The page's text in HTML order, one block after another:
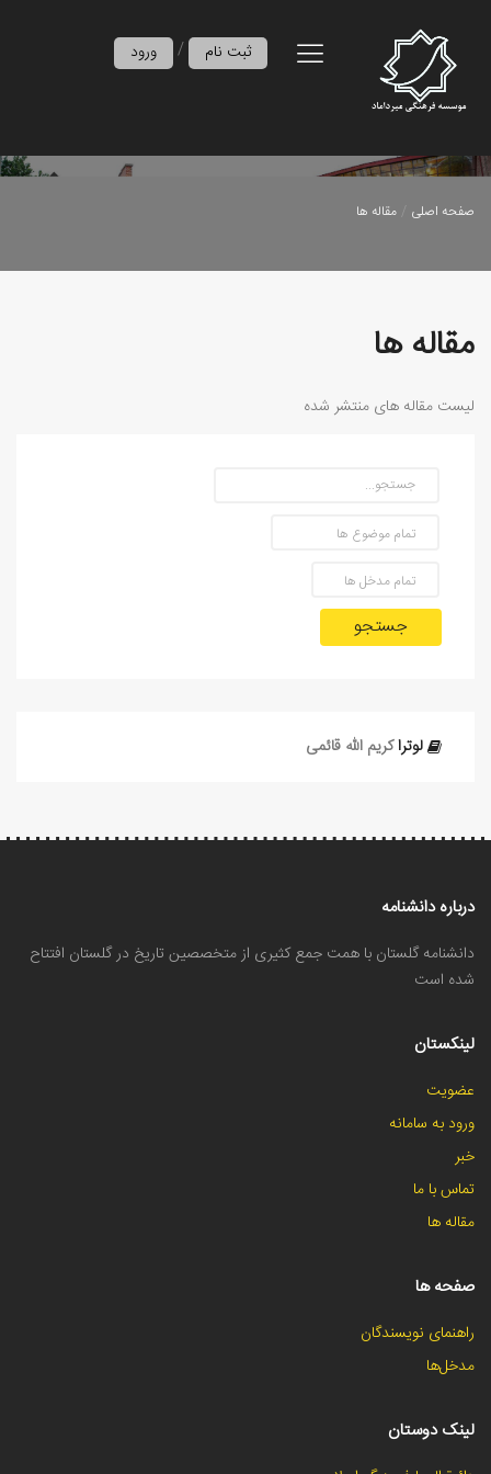
ورود / ثبت نام
صفحه اصلی مقاله ها
مقاله ها
لیست مقاله های منتشر شده
جستجو
لوتراکریم الله قائمی
درباره دانشنامه
دانشنامه گلستان با همت جمع کثیری از متخصصین تاریخ در گلستان افتتاح
شده است
لینکستان
عضویت
ورود به سامانه
خبر
تماس با ما
مقاله ها
صفحه ها
راهنمای نویسندگان
مدخل‌ها
لینک دوستان